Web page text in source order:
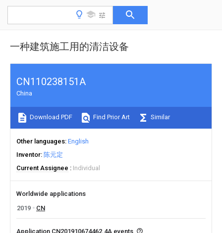
一种建筑施工用的清洁设备
CN110238151A
China
Download PDF Find Prior Art Similar
Other languages English
Inventor 陈元定
Current Assignee
Individual
Worldwide applications
2019
CN
Application CN201910674462.4A events